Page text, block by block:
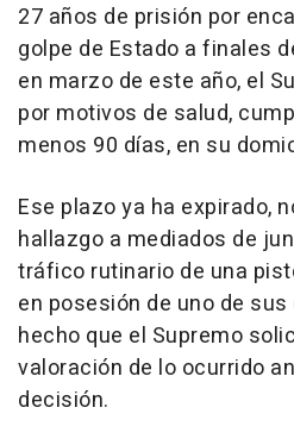
27 años de prisión por
golpe de Estado a finales
en marzo de este año, el
por motivos de salud,
menos 90 días, en su
Ese plazo ya ha expirado,
hallazgo a mediados de
tráfico rutinario de una
en posesión de uno de
hecho que el Supremo
valoración de lo ocurrido
decisión.